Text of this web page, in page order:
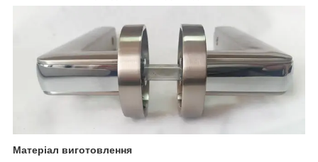
Матеріал виготовлення